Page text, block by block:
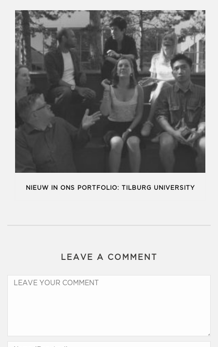
NIEUW IN ONS PORTFOLIO: TILBURG UNIVERSITY
LEAVE A COMMENT